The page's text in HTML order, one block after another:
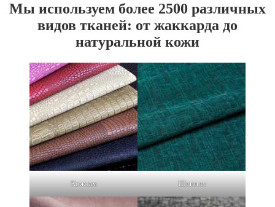
Мы используем более 2500 различных
видов тканей: от жаккарда до
натуральной кожи
Кожзам Шенилл